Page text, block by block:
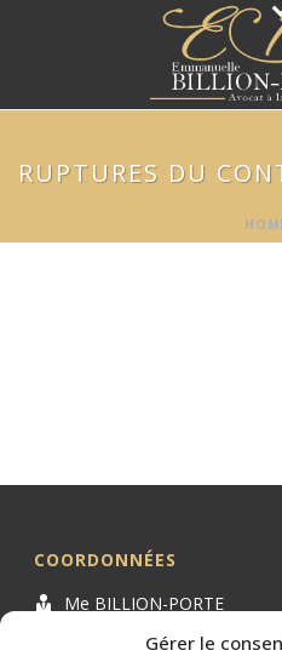
Gérer le
RUPTURES DU
COORDONNÉES
Me BILLION-PORTE
Cabinet BILLION-PORTE